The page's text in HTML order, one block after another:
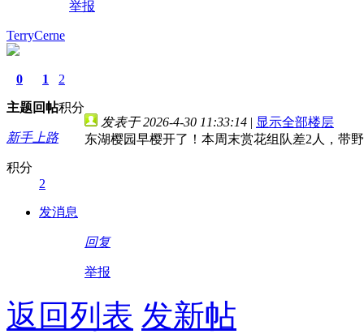
举报
TerryCerne
0
主题
1
回帖
2
积分
新手上路
积分
2
发消息
发表于 2026-4-30 11:33:14 | 显示全部楼层
东湖樱园早樱开了！本周末赏花组队差2人，带
回复
举报
返回列表 发新帖